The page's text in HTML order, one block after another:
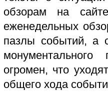
обзорам на
еженедельных
пазлы событий, а
монументального
огромен, что
общего хода